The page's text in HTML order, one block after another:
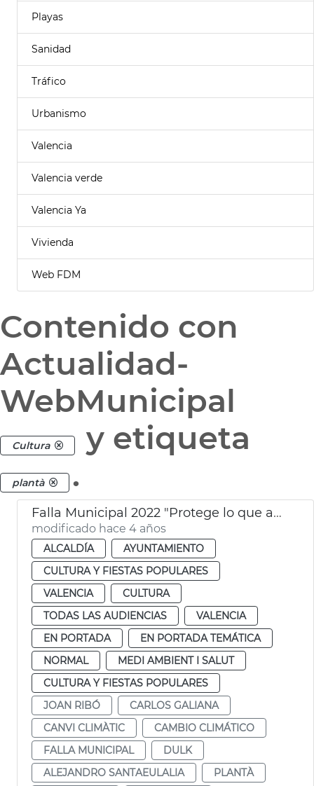
Playas
Sanidad
Tráfico
Urbanismo
Valencia
Valencia verde
Valencia Ya
Vivienda
Web FDM
Contenido con
Actualidad-
WebMunicipal
Cultura y etiqueta
plantà .
Falla Municipal 2022 "Protege lo que amas"
modificado hace 4 años
ALCALDÍA
AYUNTAMIENTO
CULTURA Y FIESTAS POPULARES
VALENCIA
CULTURA
TODAS LAS AUDIENCIAS
VALENCIA
EN PORTADA
EN PORTADA TEMÁTICA
NORMAL
MEDI AMBIENT I SALUT
CULTURA Y FIESTAS POPULARES
JOAN RIBÓ
CARLOS GALIANA
CANVI CLIMÀTIC
CAMBIO CLIMÁTICO
FALLA MUNICIPAL
DULK
ALEJANDRO SANTAEULALIA
PLANTÀ